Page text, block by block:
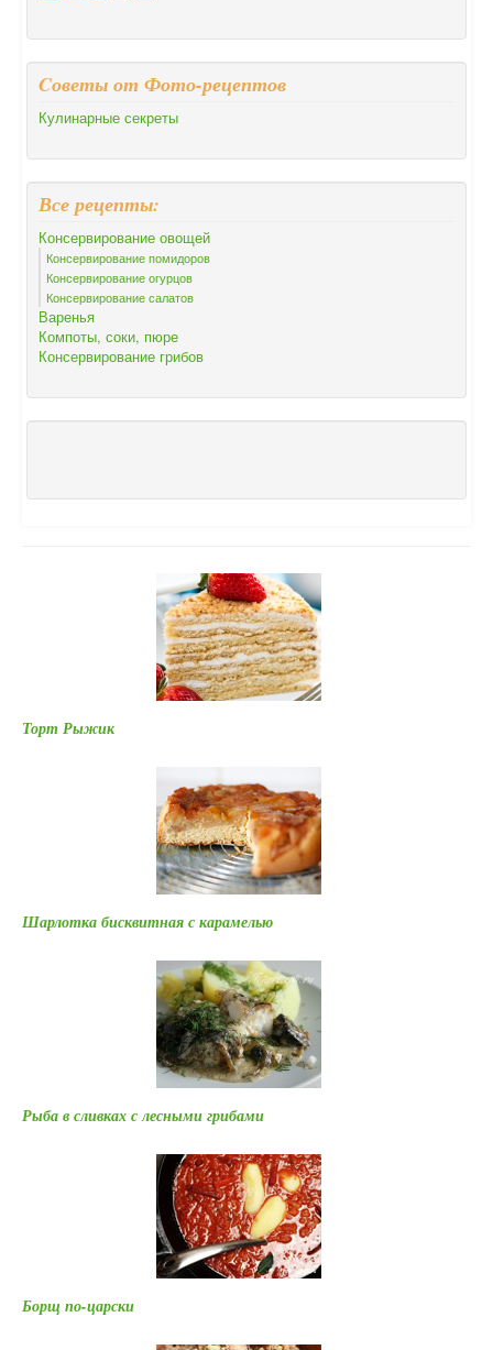
Cоветы от Фото-рецептов
Кулинарные секреты
Все рецепты:
Консервирование овощей
Консервирование помидоров
Консервирование огурцов
Консервирование салатов
Варенья
Компоты, соки, пюре
Консервирование грибов
Торт Рыжик
Шарлотка бисквитная с карамелью
Рыба в сливках с лесными грибами
Борщ по-царски